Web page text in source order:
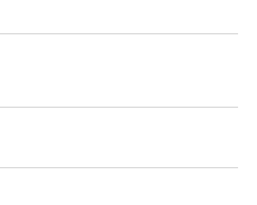
ての方にアレルギーが起
ティンギングテスト済み
ふ刺激が起きないわけでは
に反応させた成分を含み